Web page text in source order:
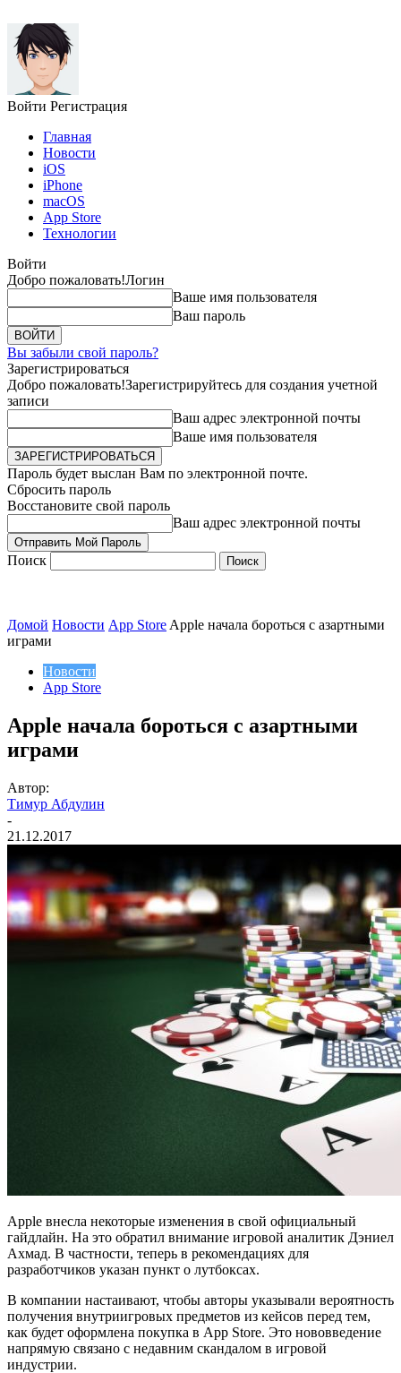
Войти Регистрация
Главная
Новости
iOS
iPhone
macOS
App Store
Технологии
Войти
Добро пожаловать!Логин
Ваше имя пользователя
Ваш пароль
Вы забыли свой пароль?
Зарегистрироваться
Добро пожаловать!Зарегистрируйтесь для создания учетной
записи
Ваш адрес электронной почты
Ваше имя пользователя
Пароль будет выслан Вам по электронной почте.
Сбросить пароль
Восстановите свой пароль
Ваш адрес электронной почты
Поиск
Домой Новости App Store Apple начала бороться с азартными
играми
Новости
App Store
Apple начала бороться с азартными
играми
Автор:
Тимур Абдулин
-
21.12.2017
Apple внесла некоторые изменения в свой официальный
гайдлайн. На это обратил внимание игровой аналитик Дэниел
Ахмад. В частности, теперь в рекомендациях для
разработчиков указан пункт о лутбоксах.
В компании настаивают, чтобы авторы указывали вероятность
получения внутриигровых предметов из кейсов перед тем,
как будет оформлена покупка в App Store. Это нововведение
напрямую связано с недавним скандалом в игровой
индустрии.